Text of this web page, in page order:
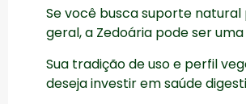
Se você busca suporte
geral, a Zedoária pode ser
Sua tradição de uso e perfil
deseja investir em saúde